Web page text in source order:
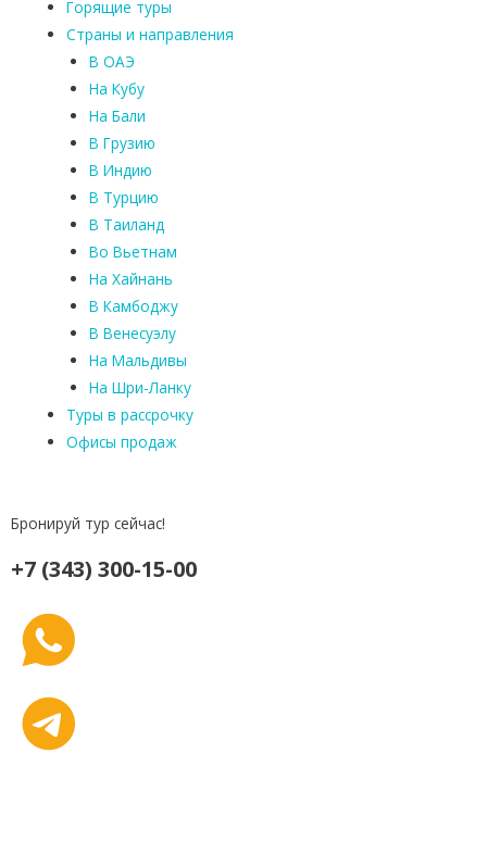
Горящие туры
Страны и направления
В ОАЭ
На Кубу
На Бали
В Грузию
В Индию
В Турцию
В Таиланд
Во Вьетнам
На Хайнань
В Камбоджу
В Венесуэлу
На Мальдивы
На Шри-Ланку
Туры в рассрочку
Офисы продаж
Бронируй тур сейчас!
+7 (343) 300-15-00